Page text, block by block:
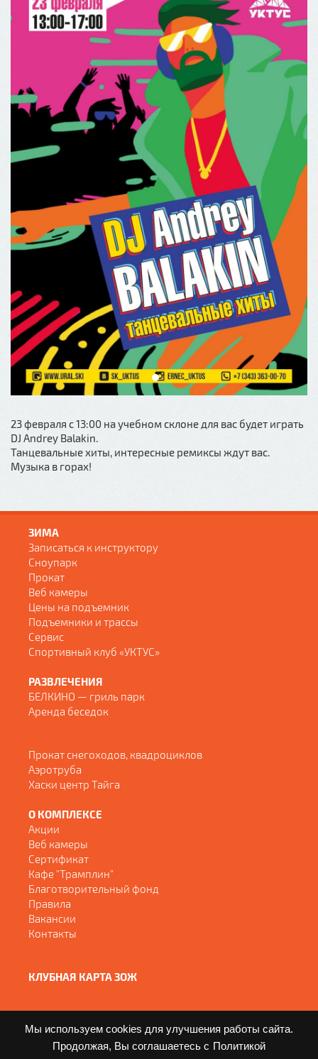
Мы используем cookies для улучшения работы сайта.
Продолжая, Вы соглашаетесь с Политикой
23 февраля с 13:00 на учебном склоне для вас будет играть
DJ Andrey Balakin.
Танцевальные хиты, интересные ремиксы ждут вас.
Музыка в горах!
ЗИМА
Записаться к инструктору
Сноупарк
Прокат
Веб камеры
Цены на подъемник
Подъемники и трассы
Сервис
Спортивный клуб «УКТУС»
РАЗВЛЕЧЕНИЯ
БЕЛКИНО — гриль парк
Аренда беседок
Прокат снегоходов, квадроциклов
Аэротруба
Хаски центр Тайга
О КОМПЛЕКСЕ
Акции
Веб камеры
Сертификат
Кафе "Трамплин"
Благотворительный фонд
Правила
Вакансии
Контакты
КЛУБНАЯ КАРТА ЗОЖ